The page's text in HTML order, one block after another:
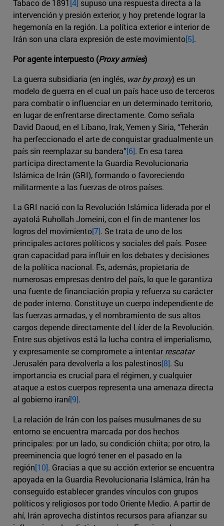
Tabaco de 1891[4] supuso una respuesta directa a la
intervención y presión exterior, y hoy pretende lograr la
hegemonía en la región. La política exterior e interior de
Irán son una clara expresión de este movimiento[5].
Por agente interpuesto (Proxy armies)
La guerra subsidiaria (en inglés, war by proxy) es un
modelo de guerra en el cual un país hace uso de terceros
para combatir o influenciar en un determinado territorio,
en lugar de enfrentarse directamente. Como señala
David Daoud, en el Líbano, Irak, Yemen y Siria, “Teherán
ha perfeccionado el arte de conquistar gradualmente un
país sin reemplazar su bandera”[6]. En esa tarea
participa directamente la Guardia Revolucionaria
Islámica de Irán (GRI), formando o favoreciendo
militarmente a las fuerzas de otros países.
La GRI nació con la Revolución Islámica liderada por el
ayatolá Ruhollah Jomeini, con el fin de mantener los
logros del movimiento[7]. Se trata de uno de los
principales actores políticos y sociales del país. Posee
gran capacidad para influir en los debates y decisiones
de la política nacional. Es, además, propietaria de
numerosas empresas dentro del país, lo que le garantiza
una fuente de financiación propia y refuerza su carácter
de poder interno. Constituye un cuerpo independiente de
las fuerzas armadas, y el nombramiento de sus altos
cargos depende directamente del Líder de la Revolución.
Entre sus objetivos está la lucha contra el imperialismo,
y expresamente se compromete a intentarrescatar
Jerusalén para devolverla a los palestinos[8]. Su
importancia es crucial para el régimen, y cualquier
ataque a estos cuerpos representa una amenaza directa
al gobierno iraní[9].
La relación de Irán con los países musulmanes de su
entorno se encuentra marcada por dos hechos
principales: por un lado, su condición chiita; por otro, la
preeminencia que logró tener en el pasado en la
región[10]. Gracias a que su acción exterior se encuentra
apoyada en la Guardia Revolucionaria Islámica, Irán ha
conseguido establecer grandes vínculos con grupos
políticos y religiosos por todo Oriente Medio. A partir de
ahí, Irán aprovecha distintos recursos para afianzar su